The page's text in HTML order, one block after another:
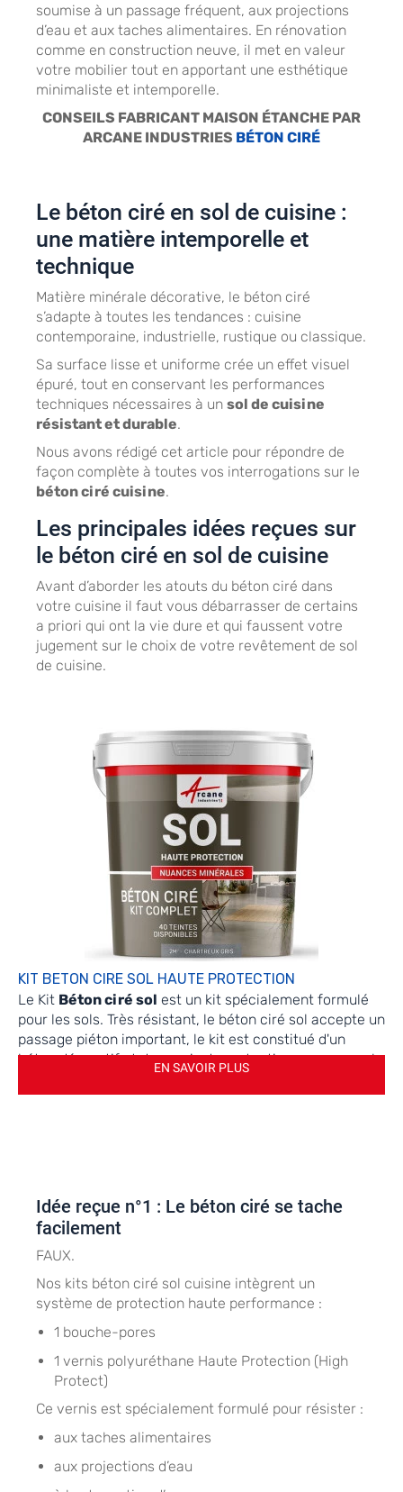
soumise à un passage fréquent, aux projections
d’eau et aux taches alimentaires. En rénovation
comme en construction neuve, il met en valeur
votre mobilier tout en apportant une esthétique
minimaliste et intemporelle.
CONSEILS FABRICANT MAISON ÉTANCHE PAR
ARCANE INDUSTRIES BÉTON CIRÉ
Le béton ciré en sol de cuisine :
une matière intemporelle et
technique
Matière minérale décorative, le béton ciré
s’adapte à toutes les tendances : cuisine
contemporaine, industrielle, rustique ou classique.
Sa surface lisse et uniforme crée un effet visuel
épuré, tout en conservant les performances
techniques nécessaires à un sol de cuisine
résistant et durable.
Nous avons rédigé cet article pour répondre de
façon complète à toutes vos interrogations sur le
béton ciré cuisine.
Les principales idées reçues sur
le béton ciré en sol de cuisine
Avant d’aborder les atouts du béton ciré dans
votre cuisine il faut vous débarrasser de certains
a priori qui ont la vie dure et qui faussent votre
jugement sur le choix de votre revêtement de sol
de cuisine.
KIT BETON CIRE SOL HAUTE PROTECTION
Le Kit Béton ciré sol est un kit spécialement formulé
pour les sols. Très résistant, le béton ciré sol accepte un
passage piéton important, le kit est constitué d'un
béton décoratif et de vernis de protection pour vos sols
intérieurs et extérieurs constitués de chape béton, dalle
béton, ragréage, OSB. Très tendance en rénovation.
EN SAVOIR PLUS
Idée reçue n°1 : Le béton ciré se tache
facilement
FAUX.
Nos kits béton ciré sol cuisine intègrent un
système de protection haute performance :
1 bouche-pores
1 vernis polyuréthane Haute Protection (High
Protect)
Ce vernis est spécialement formulé pour résister :
aux taches alimentaires
aux projections d’eau